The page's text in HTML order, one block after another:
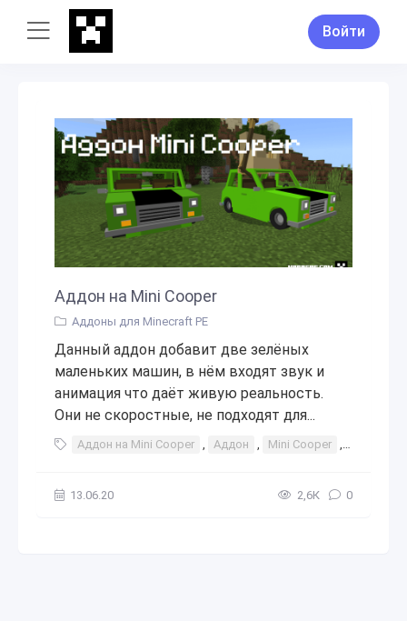
Войти
Аддон на Mini Cooper
Аддоны для Minecraft PE
Данный аддон добавит две зелёных
маленьких машин, в нём входят звук и
анимация что даёт живую реальность.
Они не скоростные, не подходят для...
Аддон на Mini Cooper , Аддон , Mini Cooper ,
13.06.20 2,6К 0